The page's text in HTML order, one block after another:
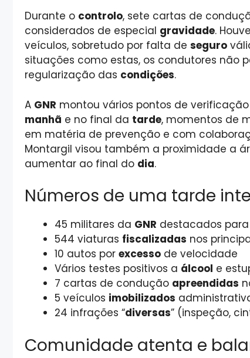
Durante o controlo, sete cartas de
considerados de especial gravidade.
veículos, sobretudo por falta de seguro
situações como estas, os condutores não
regularização das condições.
A GNR montou vários pontos de
manhã e no final da tarde, momentos de
em matéria de prevenção e com
Montargil visou também a proximidade a
aumentar ao final do dia.
Números de uma tarde
45 militares da GNR destacados
544 viaturas fiscalizadas nos
10 autos por excesso de velocidade
Vários testes positivos a álcool e
7 cartas de condução apreendidas
5 veículos imobilizados
24 infrações “diversas” (inspeção,
Comunidade atenta e